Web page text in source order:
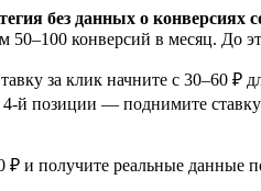
без данных о
конверсий в месяц. До
за клик начните с 30–60 ₽
й позиции — поднимите
и получите реальные данные